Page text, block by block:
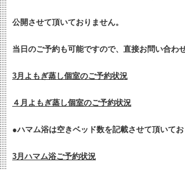
公開させて頂いておりません。
当日のご予約も可能ですので、直接お問い合わ
3月よもぎ蒸し個室のご予約状況
４月よもぎ蒸し個室のご予約状況
●ハマム浴は空きベッド数を記載させて頂いてお
3月ハマム浴ご予約状況